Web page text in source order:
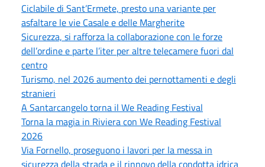
Ciclabile di Sant’Ermete, presto una variante per
asfaltare le vie Casale e delle Margherite
Sicurezza, si rafforza la collaborazione con le forze
dell’ordine e parte l’iter per altre telecamere fuori dal
centro
Turismo, nel 2026 aumento dei pernottamenti e degli
stranieri
A Santarcangelo torna il We Reading Festival
Torna la magia in Riviera con We Reading Festival
2026
Via Fornello, proseguono i lavori per la messa in
sicurezza della strada e il rinnovo della condotta idrica